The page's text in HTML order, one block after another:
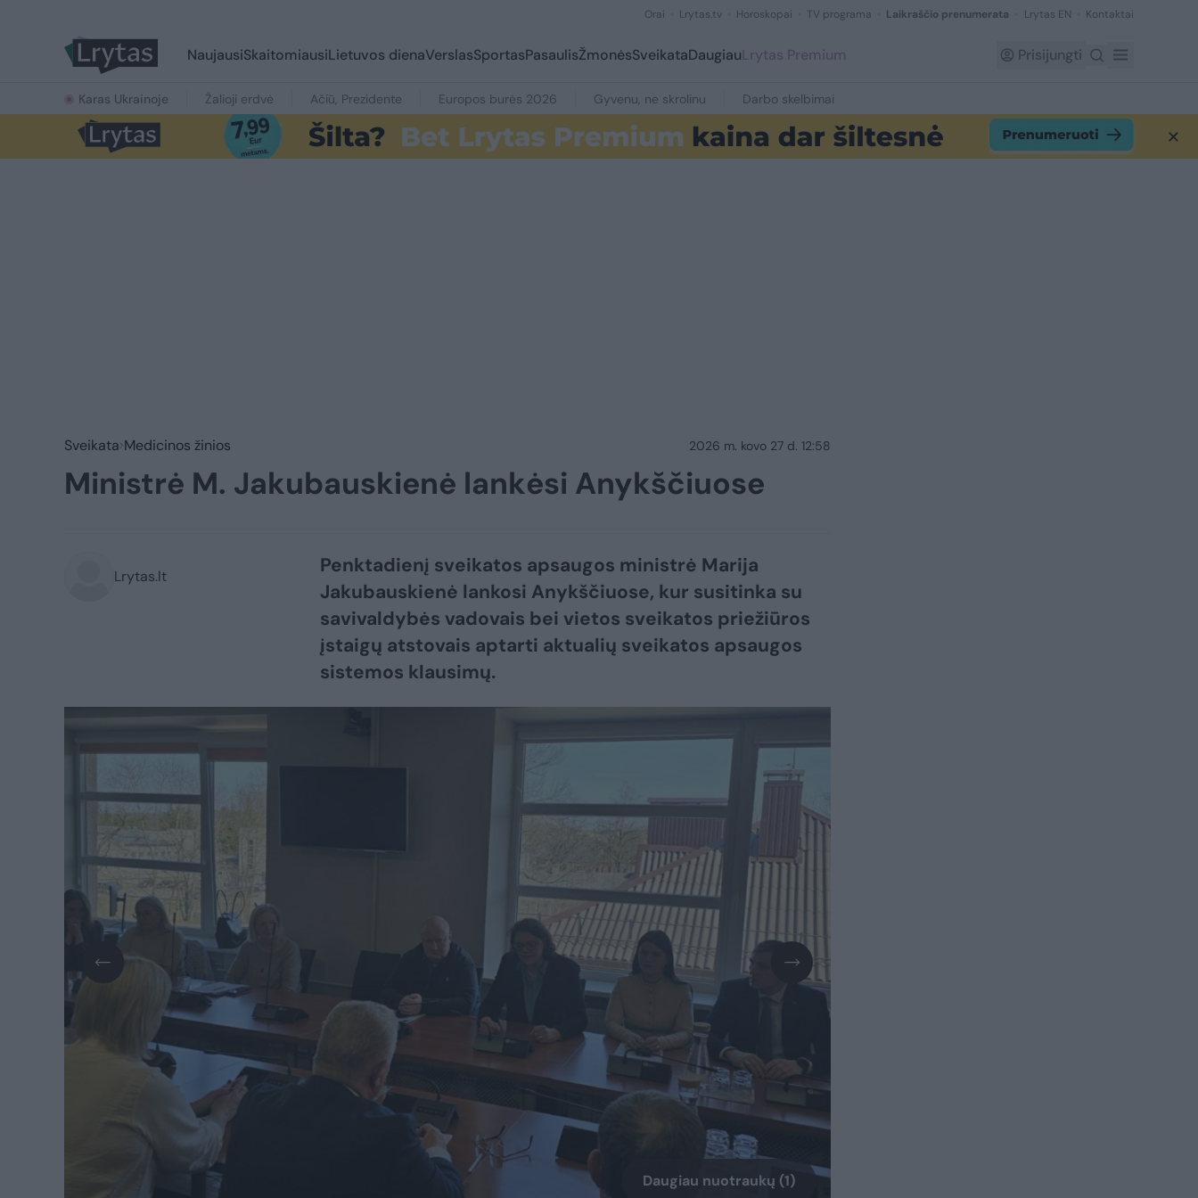
Orai Lrytas.tv Horoskopai TV programa Laikraščio prenumerata Lrytas EN Kontaktai
NaujausiSkaitomiausiLietuvos dienaVerslasSportasPasaulisŽmonėsSveikataDaugiauLrytas Premium Prisijungti
Karas Ukrainoje Žalioji erdvė Ačiū, Prezidente Europos burės 2026 Gyvenu, ne skrolinu Darbo skelbimai
Sveikata Medicinos žinios 2026 m. kovo 27 d. 12:58
Ministrė M. Jakubauskienė lankėsi Anykščiuose
Lrytas.lt
Penktadienį sveikatos apsaugos ministrė Marija
Jakubauskienė lankosi Anykščiuose, kur susitinka su
savivaldybės vadovais bei vietos sveikatos priežiūros
įstaigų atstovais aptarti aktualių sveikatos apsaugos
sistemos klausimų.
Daugiau nuotraukų (1)